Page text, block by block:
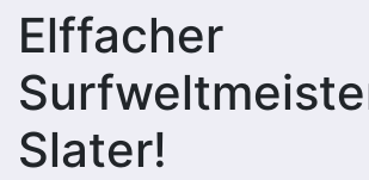
Elffacher
Slater!